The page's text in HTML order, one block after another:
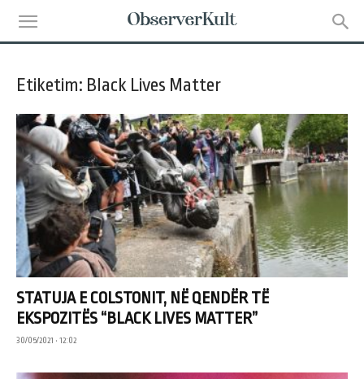
Etiketim: Black Lives Matter
STATUJA E COLSTONIT, NË QENDËR TË
EKSPOZITËS “BLACK LIVES MATTER”
30/05/2021 • 12:02